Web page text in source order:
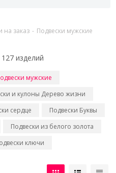
на заказ - Подвески мужские
127 изделий
мужские
и кулоны Дерево жизни
сердце
Подвески Буквы
Подвески из белого золота
ключи